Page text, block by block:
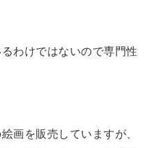
わけではないので専門性
画を販売していますが、